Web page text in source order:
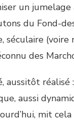
un
du Fond-
séculaire
des
aussitôt réalisé
aussi
mit